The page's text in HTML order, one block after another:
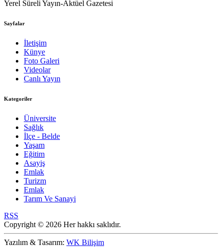
Yerel Süreli Yayın-Aktüel Gazetesi
Sayfalar
İletişim
Künye
Foto Galeri
Videolar
Canlı Yayın
Kategoriler
Üniversite
Sağlık
İlçe - Belde
Yaşam
Eğitim
Asayiş
Emlak
Turizm
Emlak
Tarım Ve Sanayi
RSS
Copyright © 2026 Her hakkı saklıdır.
Yazılım & Tasarım: WK Bilişim